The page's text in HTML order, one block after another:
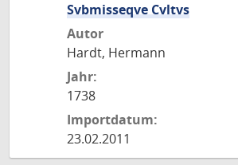
Svbmisseqve Cvltvs
Autor
Hardt, Hermann
Jahr:
1738
Importdatum:
23.02.2011